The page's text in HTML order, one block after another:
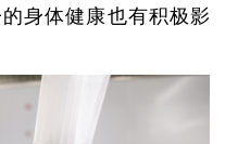
身体健康也有积极影